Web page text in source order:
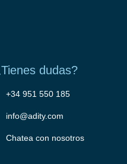
dudas?
+34 951 550 185
info@adity.com
Chatea con nosotros